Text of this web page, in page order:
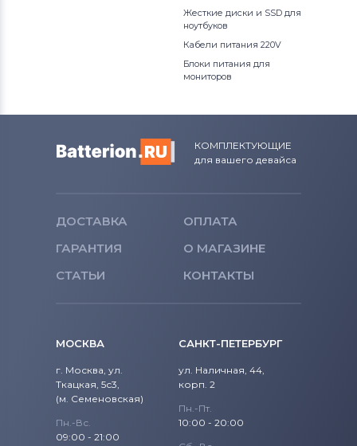
Аккумуляторы для ноутбуков
Аккумуляторы для ноутбуков
Аккумуляторы для ноутбуков
Аккумуляторы для ноутбуковClevo
Machenike
Аккумуляторы для ноутбуковNEC
Аккумуляторы для ноутбуков
Huawei
Аккумуляторы для ноутбуков
MIIX Series
smart Tab
Tab
ThinkPad
ThinkPad A Series
Жесткие диски и SSD для
ноутбуков
Кабели питания 220V
Блоки питания для
мониторов
КОМПЛЕКТУЮЩИЕ
для вашего девайса
ДОСТАВКА
ОПЛАТА
ГАРАНТИЯ
О МАГАЗИНЕ
СТАТЬИ
КОНТАКТЫ
МОСКВА
г. Москва, ул.
Ткацкая, 5с3,
(м. Семеновская)
Пн.-Вс.
09:00 - 21:00
САНКТ-ПЕТЕРБУРГ
ул. Наличная, 44,
корп. 2
Пн.-Пт.
10:00 - 20:00